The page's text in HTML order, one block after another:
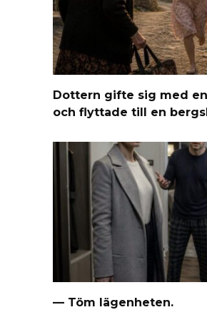
Dottern gifte sig med
och flyttade till en
— Töm lägenheten.